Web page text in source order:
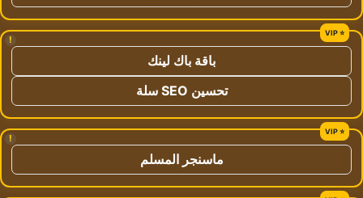
!
باقة باك لينك
تحسين SEO سلة
!
ماسنجر المسلم